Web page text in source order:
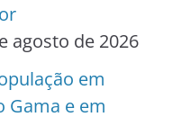
agosto de 2026
em
Gama e em